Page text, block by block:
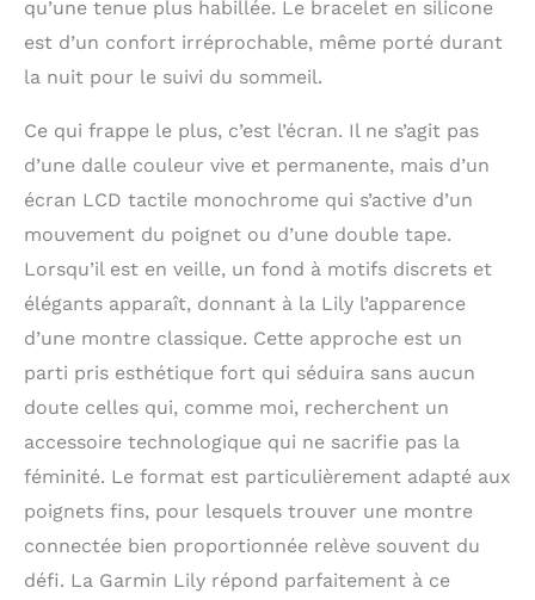
qu’une tenue plus habillée. Le bracelet en silicone
est d’un confort irréprochable, même porté durant
la nuit pour le suivi du sommeil.
Ce qui frappe le plus, c’est l’écran. Il ne s’agit pas
d’une dalle couleur vive et permanente, mais d’un
écran LCD tactile monochrome qui s’active d’un
mouvement du poignet ou d’une double tape.
Lorsqu’il est en veille, un fond à motifs discrets et
élégants apparaît, donnant à la Lily l’apparence
d’une montre classique. Cette approche est un
parti pris esthétique fort qui séduira sans aucun
doute celles qui, comme moi, recherchent un
accessoire technologique qui ne sacrifie pas la
féminité. Le format est particulièrement adapté aux
poignets fins, pour lesquels trouver une montre
connectée bien proportionnée relève souvent du
défi. La Garmin Lily répond parfaitement à ce